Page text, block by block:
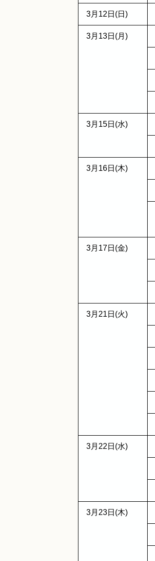
3月12日(日)
3月13日(月)
3月15日(水)
3月16日(木)
3月17日(金)
3月21日(火)
3月22日(水)
3月23日(木)